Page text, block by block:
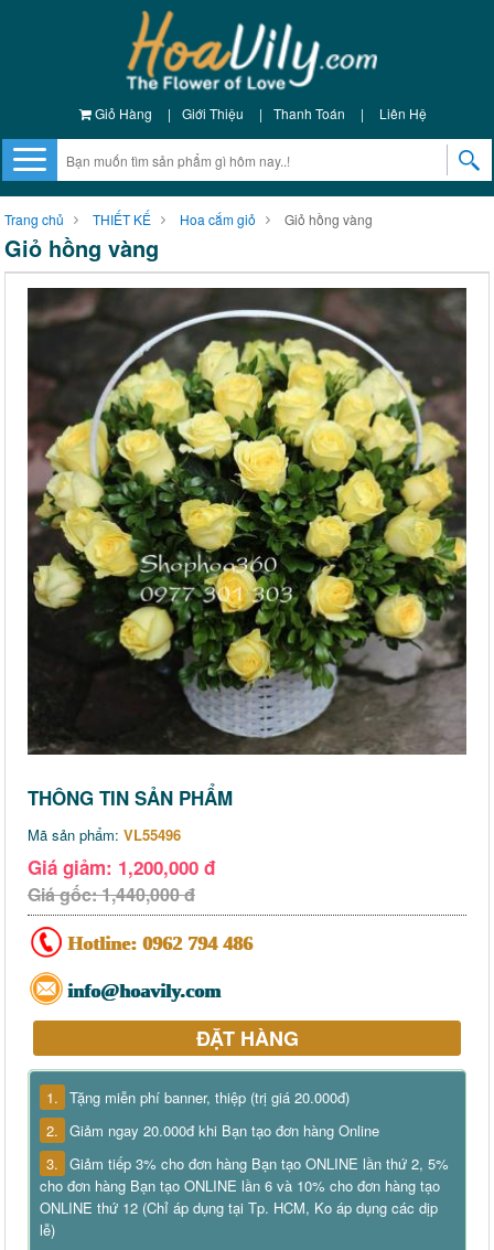
Giỏ Hàng | Giới Thiệu | Thanh Toán | Liên Hệ
Trang chủ THIẾT KẾ Hoa cắm giỏ Giỏ hồng vàng
Giỏ hồng vàng
THÔNG TIN SẢN PHẨM
Mã sản phẩm: VL55496
Giá giảm: 1,200,000 đ
Giá gốc: 1,440,000 đ
Hotline: 0962 794 486
info@hoavily.com
ĐẶT HÀNG
1. Tặng miễn phí banner, thiệp (trị giá 20.000đ)
2. Giảm ngay 20.000đ khi Bạn tạo đơn hàng Online
3. Giảm tiếp 3% cho đơn hàng Bạn tạo ONLINE lần thứ 2, 5%
cho đơn hàng Bạn tạo ONLINE lần 6 và 10% cho đơn hàng tạo
ONLINE thứ 12 (Chỉ áp dụng tại Tp. HCM, Ko áp dụng các dịp
lễ)